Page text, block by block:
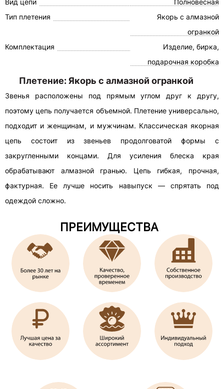
Вид цепи
Полновесная
Тип плетения
Якорь с алмазной
огранкой
Комплектация
Изделие, бирка,
подарочная коробка
Плетение: Якорь с алмазной огранкой
Звенья расположены под прямым углом друг к другу,
поэтому цепь получается объемной. Плетение универсально,
подходит и женщинам, и мужчинам. Классическая якорная
цепь состоит из звеньев продолговатой формы с
закругленными концами. Для усиления блеска края
обрабатывают алмазной гранью. Цепь гибкая, прочная,
фактурная. Ее лучше носить навыпуск — спрятать под
одеждой сложно.
ПРЕИМУЩЕСТВА